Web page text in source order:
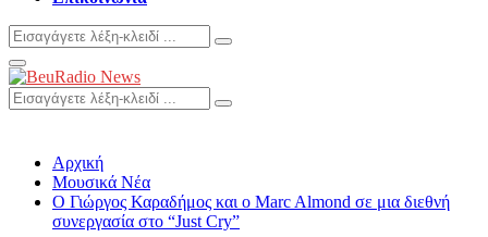
Search
for:
Search
Primary
Menu
Search
for:
Search
Αρχική
Μουσικά Νέα
Ο Γιώργος Καραδήμος και ο Marc Almond σε μια διεθνή
συνεργασία στο “Just Cry”